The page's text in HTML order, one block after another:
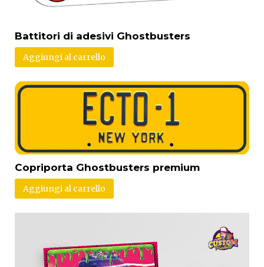
Battitori di adesivi Ghostbusters
Aggiungi al carrello
Copriporta Ghostbusters premium
Aggiungi al carrello